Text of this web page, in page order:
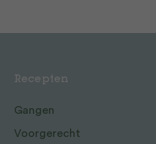
Recepten
Gangen
Voorgerecht